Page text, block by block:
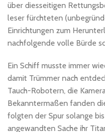
über diesseitigen
leser fürchteten
Einrichtungen zum
nachfolgende volle Bürde
Ein Schiff musste immer
damit Trümmer nach
Tauch-Robotern, die
Bekanntermaßen fanden
folgten der Spur solange
angewandten Sache ihr